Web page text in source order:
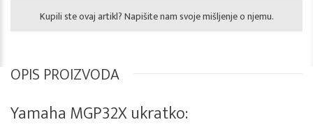
Kupili ste ovaj artikl? Napišite nam svoje mišljenje o njemu.
OPIS PROIZVODA
Yamaha MGP32X ukratko: